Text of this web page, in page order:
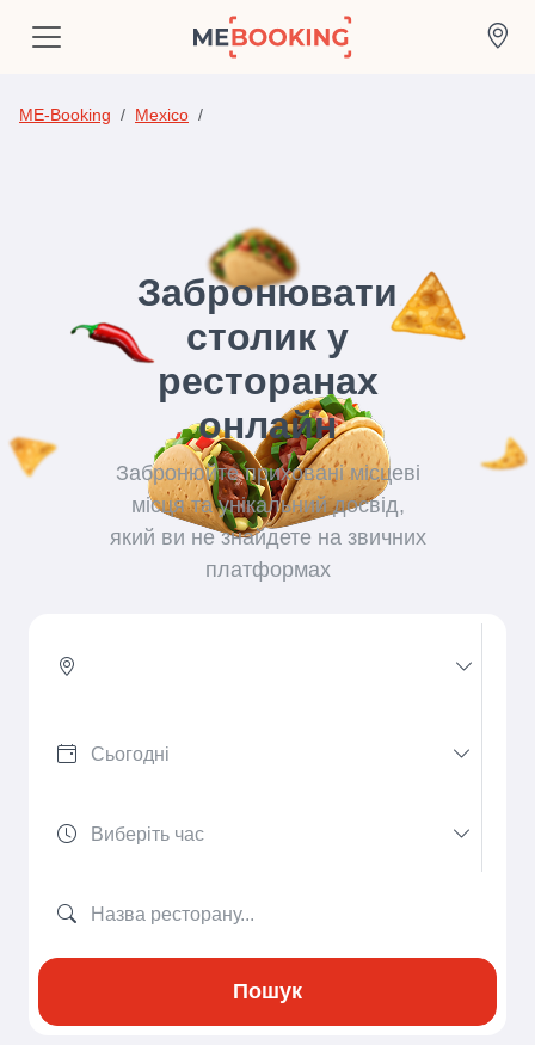
ME-Booking Mexico
Забронювати
столик у
ресторанах
онлайн
Забронюйте приховані місцеві
місця та унікальний досвід,
який ви не знайдете на звичних
платформах
Пошук